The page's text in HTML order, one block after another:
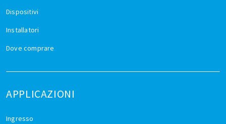
Dispositivi
Installatori
Dove comprare
APPLICAZIONI
Ingresso